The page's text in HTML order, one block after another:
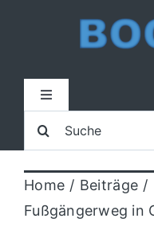
Toggle
Home
Lokal
Suche
nach:
Home Beiträge
Fußgängerweg in